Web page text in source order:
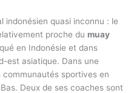
indonésien quasi inconnu : le
proche du muay
en Indonésie et dans
est asiatique. Dans une
sportives en
Deux de ses coaches sont